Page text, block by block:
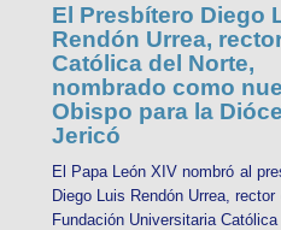
El Presbítero Diego
Rendón Urrea,
Católica del Norte,
nombrado como
Obispo para la
Jericó
El Papa León XIV nombró al
Diego Luis Rendón Urrea, rector
Fundación Universitaria